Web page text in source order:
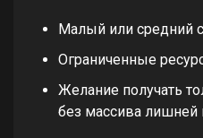
Малый или средний
Ограниченные
Желание получать
без массива лишней